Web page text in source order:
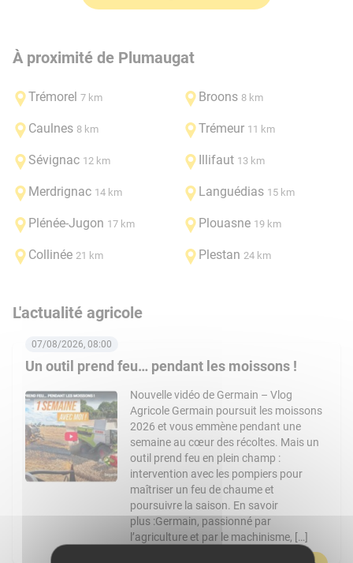
À proximité de Plumaugat
Trémorel 7 km Broons 8 km
Caulnes 8 km Trémeur 11 km
Sévignac 12 km Illifaut 13 km
Merdrignac 14 km Languédias 15 km
Plénée-Jugon 17 km Plouasne 19 km
Collinée 21 km Plestan 24 km
L'actualité agricole
Un outil prend feu… pendant les moissons !
07/08/2026, 08:00
Nouvelle vidéo de Germain – Vlog
Agricole Germain poursuit les moissons
2026 et vous emmène pendant une
semaine au cœur des récoltes. Mais un
outil prend feu en plein champ :
intervention avec les pompiers pour
maîtriser un feu de chaume et
poursuivre la saison. En savoir
plus :Germain, passionné par
l’agriculture et par le machinisme, […]